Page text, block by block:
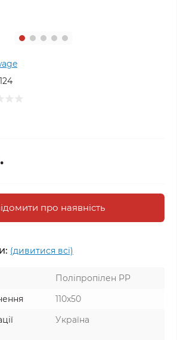
про наявність
(дивитися всі)
Поліпропілен PP
110x50
Україна